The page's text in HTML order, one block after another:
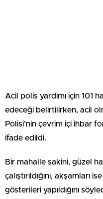
Acil polis yardımı için 101
edeceği belirtilirken, acil
Polisi’nin çevrim içi ihbar
ifade edildi.
Bir mahalle sakini, güzel
çalıştırıldığını,
gösterileri yapıldığını